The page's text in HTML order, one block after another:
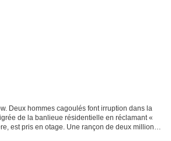
Deux hommes cagoulés font irruption dans la
de la banlieue résidentielle en réclamant «
est pris en otage. Une rançon de deux millions